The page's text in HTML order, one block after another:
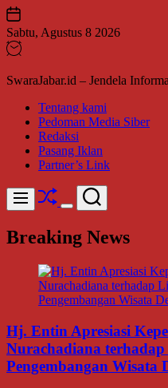
Skip
to
content
Sabtu, Agustus 8 2026
SwaraJabar.id – Jendela
Tentang kami
Pedoman Media Siber
Redaksi
Pasang Iklan
Partner’s Link
Menu Shuffle
Switch
mode
Search
Breaking News
Hj. Entin Apresiasi
Nurachadiana
Pengembangan Wisata